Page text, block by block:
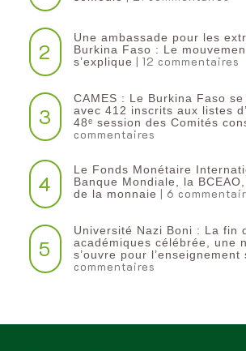
2
Une ambassade pour les
Burkina Faso : Le
s’explique | 12 commentaires
3
CAMES : Le Burkina Faso
avec 412 inscrits aux listes
48ᵉ session des Comités
commentaires
4
Le Fonds Monétaire
Banque Mondiale, la
de la monnaie | 6
5
Université Nazi Boni : La fin
académiques célébrée, une
s’ouvre pour l’enseignement
commentaires